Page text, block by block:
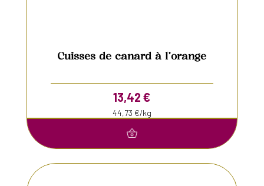
Cuisses de canard à l’orange
13,42€
44,73 €/kg